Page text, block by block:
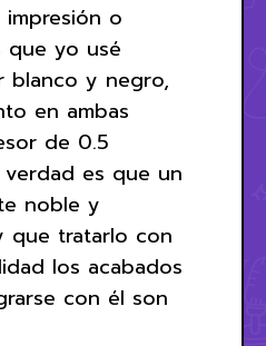
o
que yo usé
blanco y negro,
en ambas
de 0.5
es que un
noble y
que tratarlo con
los acabados
con él son